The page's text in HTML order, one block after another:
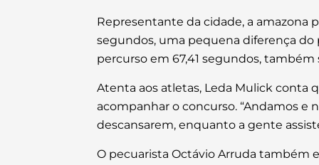
Representante da cidade, a amazona
segundos, uma pequena diferença do
percurso em 67,41 segundos, também
Atenta aos atletas, Leda Mulick conta
acompanhar o concurso. “Andamos e
descansarem, enquanto a gente
O pecuarista Octávio Arruda também